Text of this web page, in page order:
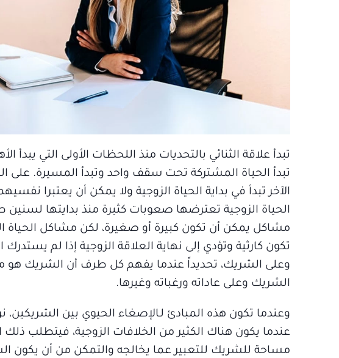
تبدأ علاقة الثنائي بالتحديات منذ اللحظات الأولى التي
تبدأ الحياة المشتركة تحت سقف واحد وتبدأ المسيرة. على
الآخر تبدأ في بداية الحياة الزوجية ولا يمكن أن يعتبرا
الحياة الزوجية تعترضها صعوبات كثيرة منذ بدايتها
مشاكل يمكن أن تكون كبيرة أو صغيرة، لكن مشاكل الحياة
تكون كارثية وتؤدي إلى نهاية العلاقة الزوجية إذا لم
وعلى الشريك، تحديداً عندما يفهم كل طرف أن الشريك هو
الشريك وعلى عاداته ورغباته وغيرها.
وعندما تكون هذه المبادئ لـالإصغاء الحيوي بين
عندما يكون هناك الكثير من الخلافات الزوجية، فيتطلب
مساحة للشريك للتعبير عما يخالجه والتمكن من أن يكون